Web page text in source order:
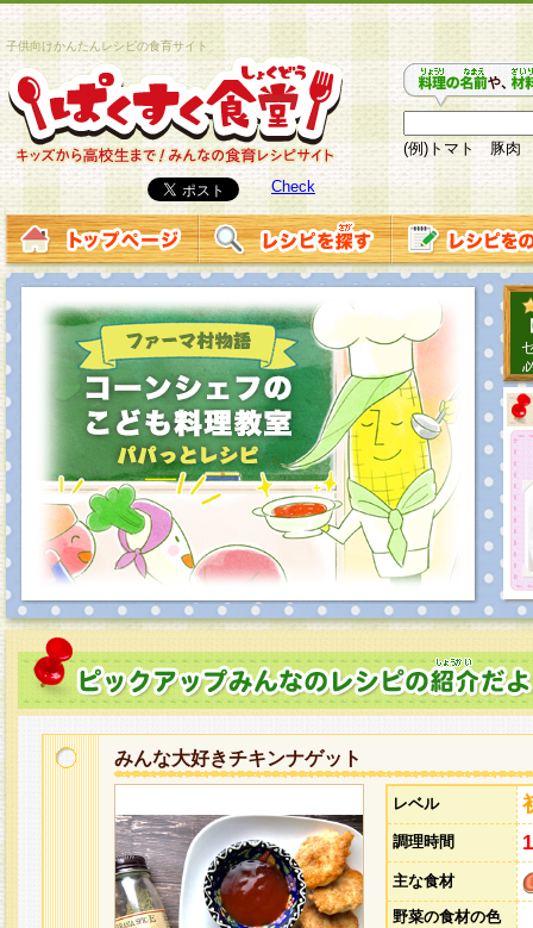
子供向けかんたんレシピの食育サイト
(例)トマト 豚肉
Check
みんな大好きチキンナゲット
レベル
調理時間
主な食材
野菜の食材の色